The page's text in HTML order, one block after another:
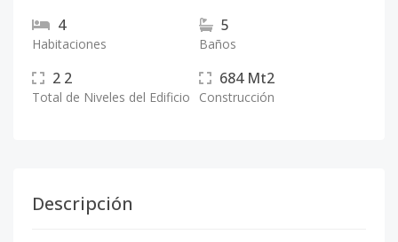
4
Habitaciones
5
Baños
2 2
Total de Niveles del Edificio
684 Mt2
Construcción
Descripción